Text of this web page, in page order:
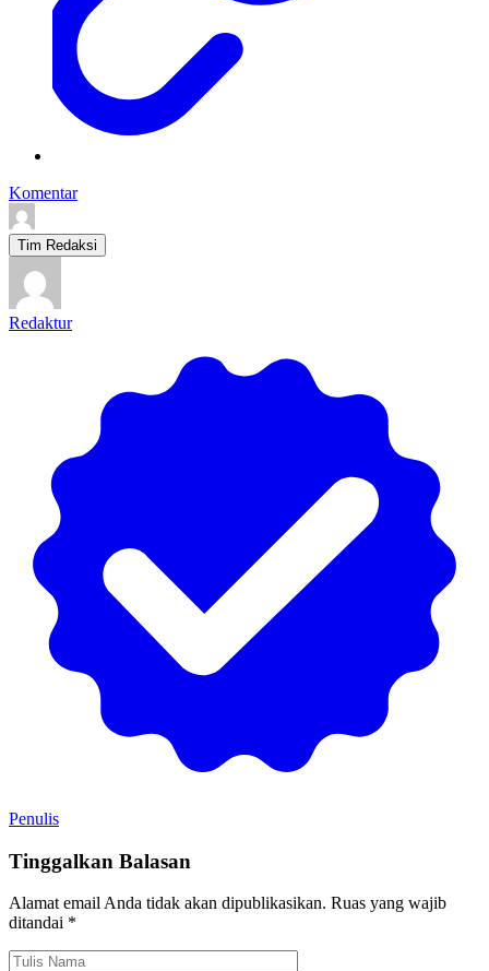
Komentar
Tim Redaksi
Redaktur
Penulis
Tinggalkan Balasan
Alamat email Anda tidak akan dipublikasikan. Ruas yang wajib
ditandai *